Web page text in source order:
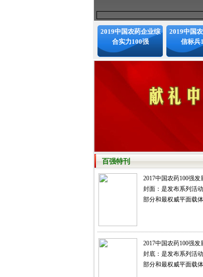
2019中国农药企业综
合实力100强
2019中国
信标兵
百强特刊
2017中国农药100强发
封面：是发布系列活
部分和最权威平面载体
2017中国农药100强发
封底：是发布系列活
部分和最权威平面载体